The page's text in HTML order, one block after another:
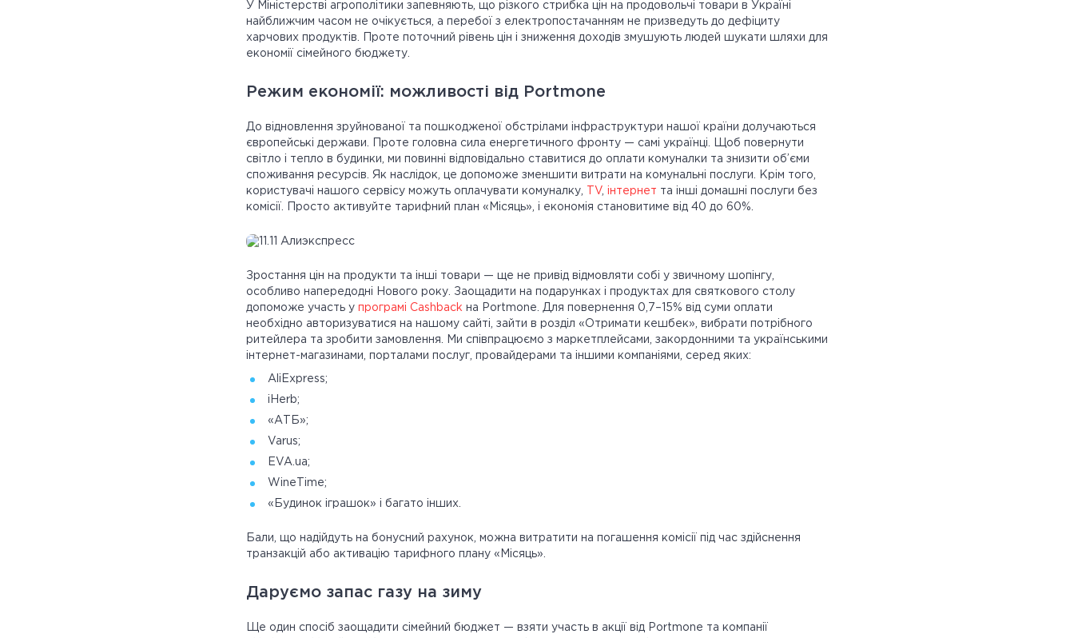
У Міністерстві агрополітики запевняють, що різкого стрибка цін на продовольчі товари в Україні
найближчим часом не очікується, а перебої з електропостачанням не призведуть до дефіциту
харчових продуктів. Проте поточний рівень цін і зниження доходів змушують людей шукати шляхи для
економії сімейного бюджету.
Режим економії: можливості від Portmone
До відновлення зруйнованої та пошкодженої обстрілами інфраструктури нашої країни долучаються
європейські держави. Проте головна сила енергетичного фронту — самі українці. Щоб повернути
світло і тепло в будинки, ми повинні відповідально ставитися до оплати комуналки та знизити об’єми
споживання ресурсів. Як наслідок, це допоможе зменшити витрати на комунальні послуги. Крім того,
користувачі нашого сервісу можуть оплачувати комуналку,
TV інтернет та інші домашні послуги без
комісії. Просто активуйте тарифний план «Місяць», і економія становитиме від 40 до 60%.
Зростання цін на продукти та інші товари — ще не привід відмовляти собі у звичному шопінгу,
особливо напередодні Нового року. Заощадити на подарунках і продуктах для святкового столу
допоможе участь у програмі Cashback на Portmone. Для повернення 0,7–15% від суми оплати
необхідно авторизуватися на нашому сайті, зайти в розділ «Отримати кешбек», вибрати потрібного
ритейлера та зробити замовлення. Ми співпрацюємо з маркетплейсами, закордонними та українськими
інтернет-магазинами, порталами послуг, провайдерами та іншими компаніями, серед яких:
AliExpress;
iHerb;
«АТБ»;
Varus;
EVA.ua;
WineTime;
«Будинок іграшок» і багато інших.
Бали, що надійдуть на бонусний рахунок, можна витратити на погашення комісії під час здійснення
транзакцій або активацію тарифного плану «Місяць».
Даруємо запас газу на зиму
Ще один спосіб заощадити сімейний бюджет — взяти участь в акції від Portmone та компанії